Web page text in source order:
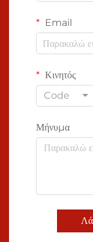
Email
Κινητός
Code
Μήνυμα